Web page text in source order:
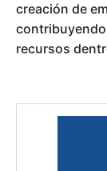
creación de
recursos